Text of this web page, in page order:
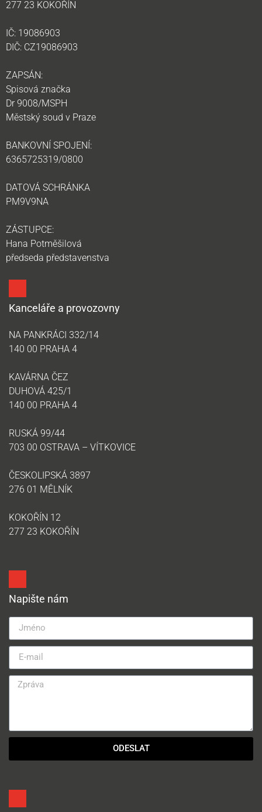
277 23 KOKOŘÍN
IČ: 19086903
DIČ: CZ19086903
ZAPSÁN:
Spisová značka
Dr 9008/MSPH
Městský soud v Praze
BANKOVNÍ SPOJENÍ:
6365725319/0800
DATOVÁ SCHRÁNKA
PM9V9NA
ZÁSTUPCE:
Hana Potměšilová
předseda představenstva
Kanceláře a provozovny
NA PANKRÁCI 332/14
140 00 PRAHA 4
KAVÁRNA ČEZ
DUHOVÁ 425/1
140 00 PRAHA 4
RUSKÁ 99/44
703 00 OSTRAVA – VÍTKOVICE
ČESKOLIPSKÁ 3897
276 01 MĚLNÍK
KOKOŘÍN 12
277 23 KOKOŘÍN
Napište nám
ODESLAT